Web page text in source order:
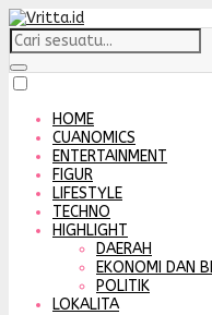
HOME
CUANOMICS
ENTERTAINMENT
FIGUR
LIFESTYLE
TECHNO
HIGHLIGHT
DAERAH
EKONOMI DAN
POLITIK
LOKALITA